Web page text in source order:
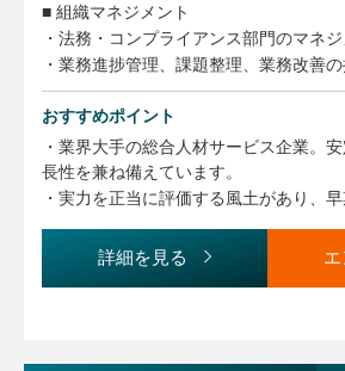
■ 組織マネジメント
・法務・コンプライアンス部門のマネジ
・業務進捗管理、課題整理、業務改善
・メンバー育成および組織力強化
■ 経営・事業支援
・重要案件におけるリスク管理および経
・経営層への法務・コンプライアンス
おすすめポイント
・業界大手の総合人材サービス企業。
長性を兼ね備えています。
・実力を正当に評価する風土があり、早
しています。詳細を見る